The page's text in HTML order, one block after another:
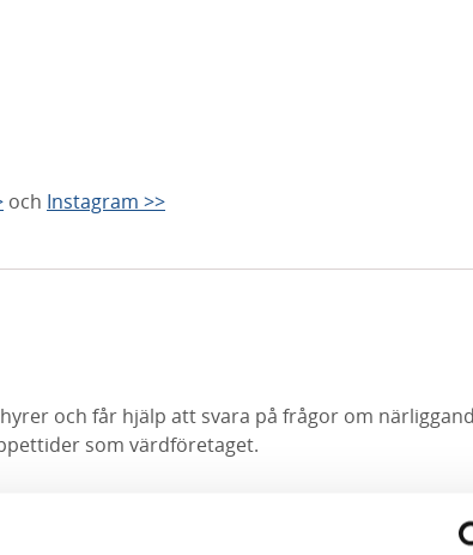
och Instagram >>
och får hjälp att svara på frågor om
som värdföretaget.